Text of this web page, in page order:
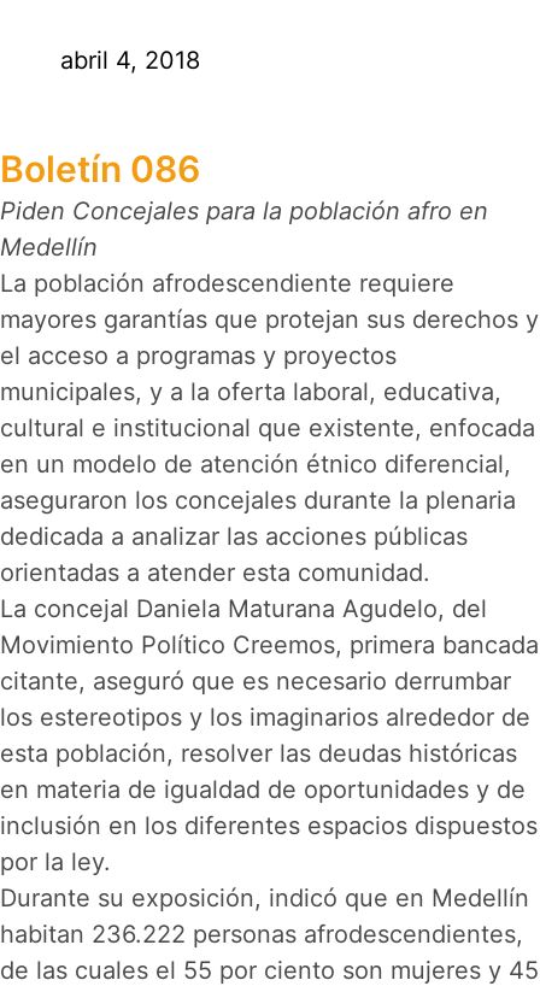
abril 4, 2018
Boletín 086
Piden Concejales para la población afro en
Medellín
La población afrodescendiente requiere
mayores garantías que protejan sus derechos y
el acceso a programas y proyectos
municipales, y a la oferta laboral, educativa,
cultural e institucional que existente, enfocada
en un modelo de atención étnico diferencial,
aseguraron los concejales durante la plenaria
dedicada a analizar las acciones públicas
orientadas a atender esta comunidad.
La concejal Daniela Maturana Agudelo, del
Movimiento Político Creemos, primera bancada
citante, aseguró que es necesario derrumbar
los estereotipos y los imaginarios alrededor de
esta población, resolver las deudas históricas
en materia de igualdad de oportunidades y de
inclusión en los diferentes espacios dispuestos
por la ley.
Durante su exposición, indicó que en Medellín
habitan 236.222 personas afrodescendientes,
de las cuales el 55 por ciento son mujeres y 45